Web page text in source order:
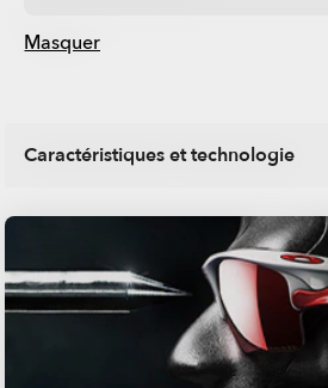
Masquer
Caractéristiques et technologie